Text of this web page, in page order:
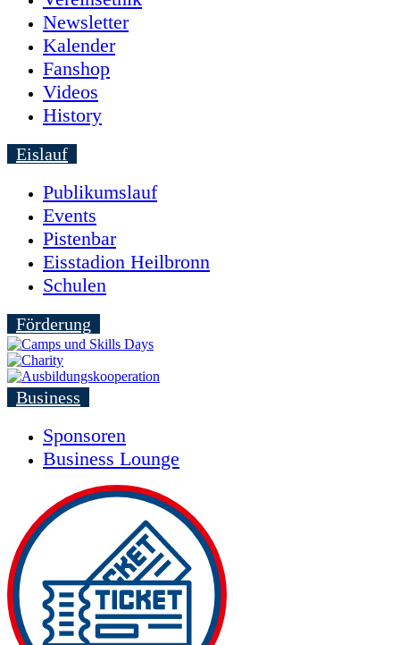
Newsletter
Kalender
Fanshop
Videos
History
Eislauf
Publikumslauf
Events
Pistenbar
Eisstadion Heilbronn
Schulen
Förderung
Business
Sponsoren
Business Lounge